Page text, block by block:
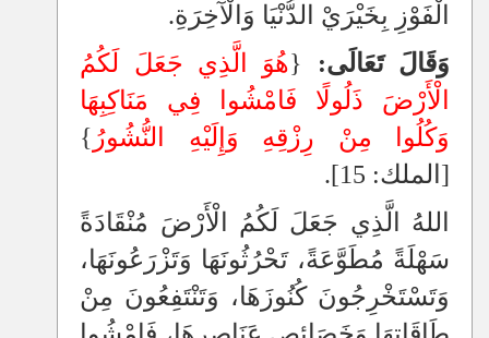
الْفَوْزِ بِخَيْرَيْ الدُّنْيَا وَالْآخِرَةِ.
وَقَالَ تَعَالَى: {هُوَ الَّذِي جَعَلَ لَكُمُ
الْأَرْضَ ذَلُولًا فَامْشُوا فِي مَنَاكِبِهَا
وَكُلُوا مِنْ رِزْقِهِ وَإِلَيْهِ النُّشُورُ }
[الملك: 15].
اللهُ الَّذِي جَعَلَ لَكُمُ الْأَرْضَ مُنْقَادَةً
سَهْلَةً مُطَوَّعَةً، تَحْرُثُونَهَا وَتَزْرَعُونَهَا،
وَتَسْتَخْرِجُونَ كُنُوزَهَا، وَتَنْتَفِعُونَ مِنْ